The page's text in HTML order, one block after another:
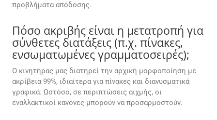
προβλήματα απόδοσης.
Πόσο ακριβής είναι η μετατροπή για
σύνθετες διατάξεις (π.χ. πίνακες,
ενσωματωμένες γραμματοσειρές);
Ο κινητήρας μας διατηρεί την αρχική μορφοποίηση με
ακρίβεια 99%, ιδιαίτερα για πίνακες και διανυσματικά
γραφικά. Ωστόσο, σε περιπτώσεις αιχμής, οι
εναλλακτικοί κανόνες μπορούν να προσαρμοστούν.